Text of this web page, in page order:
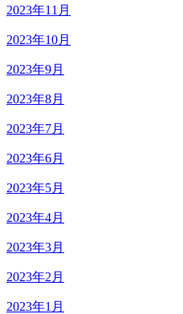
2023年11月
2023年10月
2023年9月
2023年8月
2023年7月
2023年6月
2023年5月
2023年4月
2023年3月
2023年2月
2023年1月